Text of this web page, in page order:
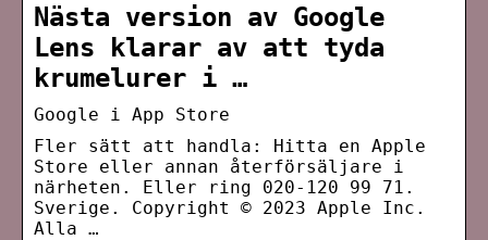
Nästa version av Google
Lens klarar av att tyda
krumelurer i …
‎Google i App Store
Fler sätt att handla: Hitta en Apple
Store eller annan återförsäljare i
närheten. Eller ring 020-120 99 71.
Sverige. Copyright © 2023 Apple Inc.
Alla …